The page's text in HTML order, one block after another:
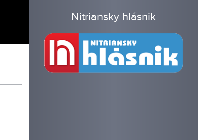
Nitriansky hlásnik